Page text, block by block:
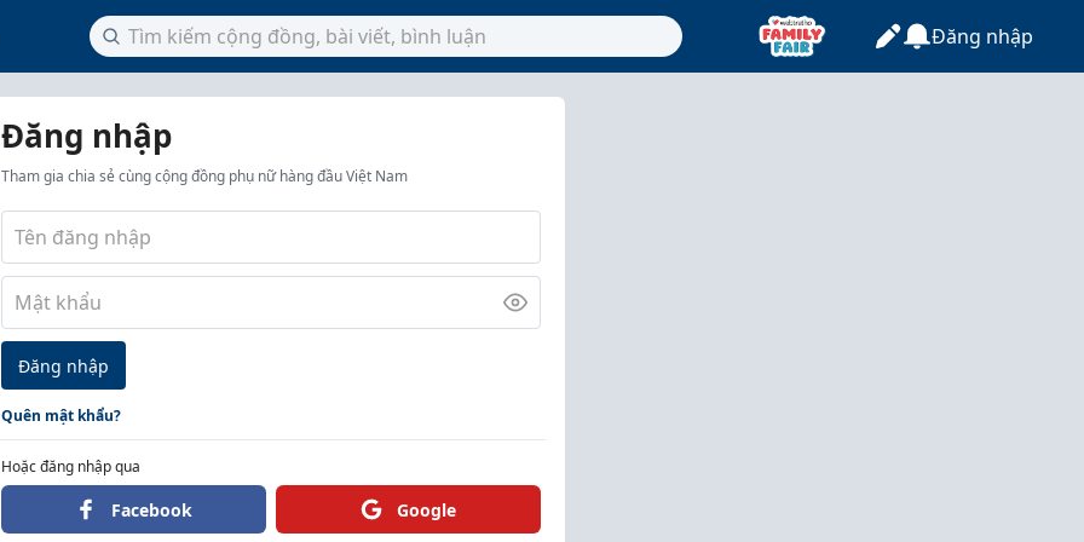
Đăng nhập
Đăng nhập
Tham gia chia sẻ cùng cộng đồng phụ nữ hàng đầu Việt Nam
Đăng nhập
Quên mật khẩu?
Hoặc đăng nhập qua
Facebook Google